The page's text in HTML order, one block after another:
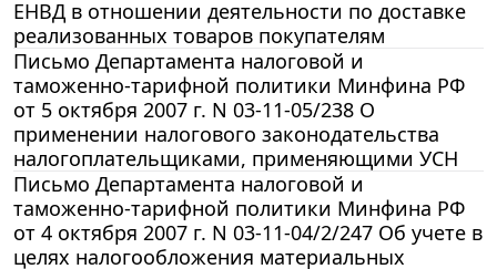
ЕНВД в отношении деятельности по доставке
реализованных товаров покупателям
Письмо Департамента налоговой и
таможенно-тарифной политики Минфина РФ
от 5 октября 2007 г. N 03-11-05/238 О
применении налогового законодательства
налогоплательщиками, применяющими УСН
Письмо Департамента налоговой и
таможенно-тарифной политики Минфина РФ
от 4 октября 2007 г. N 03-11-04/2/247 Об учете в
целях налогообложения материальных